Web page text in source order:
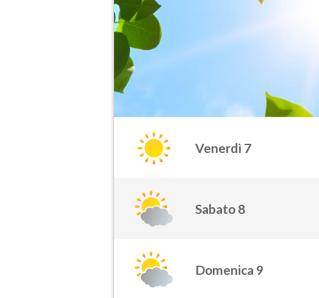
Venerdì 7
Sabato 8
Domenica 9